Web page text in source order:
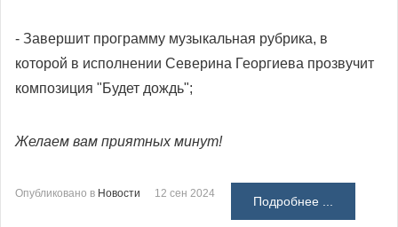
- Завершит программу музыкальная рубрика, в
которой в исполнении Северина Георгиева прозвучит
композиция "Будет дождь";
Желаем вам приятных минут!
Опубликовано в Новости 12 сен 2024
Подробнее ...